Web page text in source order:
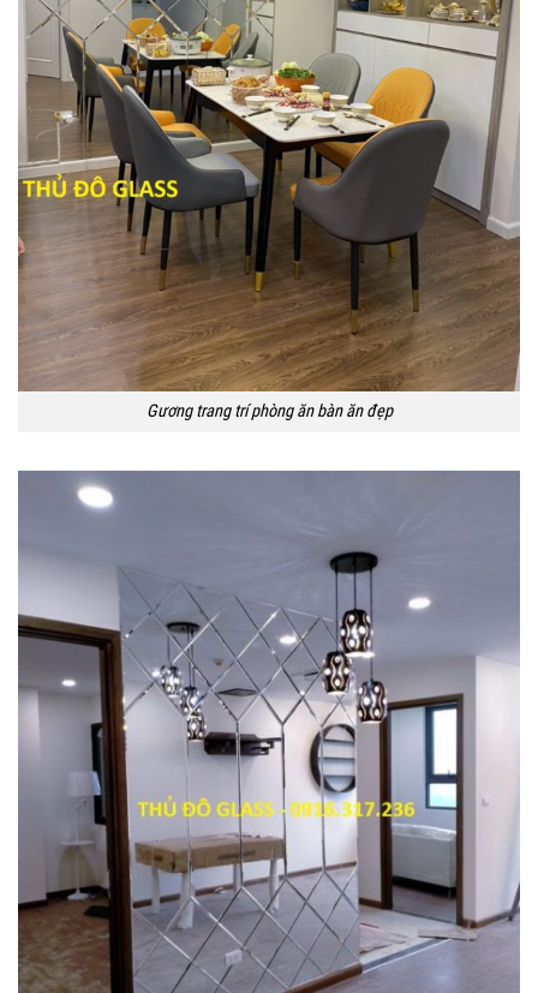
Gương trang trí phòng ăn bàn ăn đẹp